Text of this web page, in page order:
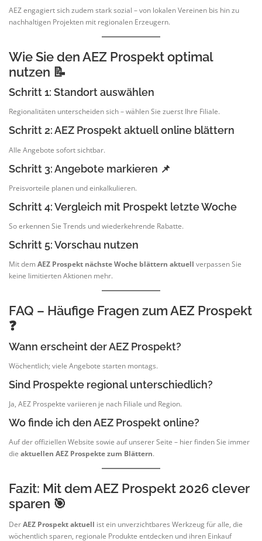
AEZ engagiert sich zudem stark sozial – von lokalen Vereinen bis hin zu
nachhaltigen Projekten mit regionalen Erzeugern.
Wie Sie den AEZ Prospekt optimal
nutzen 📝
Schritt 1: Standort auswählen
Regionalitäten unterscheiden sich – wählen Sie zuerst Ihre Filiale.
Schritt 2: AEZ Prospekt aktuell online blättern
Alle Angebote sofort sichtbar.
Schritt 3: Angebote markieren 📌
Preisvorteile planen und einkalkulieren.
Schritt 4: Vergleich mit Prospekt letzte Woche
So erkennen Sie Trends und wiederkehrende Rabatte.
Schritt 5: Vorschau nutzen
Mit dem AEZ Prospekt nächste Woche blättern aktuell verpassen Sie
keine limitierten Aktionen mehr.
FAQ – Häufige Fragen zum AEZ Prospekt
❓
Wann erscheint der AEZ Prospekt?
Wöchentlich; viele Angebote starten montags.
Sind Prospekte regional unterschiedlich?
Ja, AEZ Prospekte variieren je nach Filiale und Region.
Wo finde ich den AEZ Prospekt online?
Auf der offiziellen Website sowie auf unserer Seite – hier finden Sie immer
die aktuellen AEZ Prospekte zum Blättern.
Fazit: Mit dem AEZ Prospekt 2026 clever
sparen 🎯
DerAEZ Prospekt aktuell ist ein unverzichtbares Werkzeug für alle, die
wöchentlich sparen, regionale Produkte entdecken und ihren Einkauf